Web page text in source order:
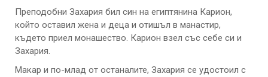
Преподобни Захария бил син на египтянина Карион,
който оставил жена и деца и отишъл в манастир,
където приел монашество. Карион взел със себе си и
Захария.
Макар и по-млад от останалите, Захария се удостоил с